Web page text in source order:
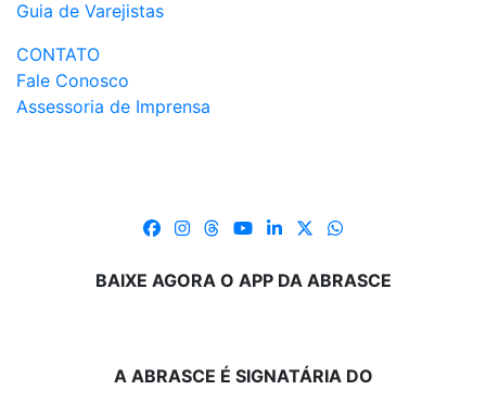
Guia de Varejistas
CONTATO
Fale Conosco
Assessoria de Imprensa
BAIXE AGORA O APP DA ABRASCE
A ABRASCE É SIGNATÁRIA DO